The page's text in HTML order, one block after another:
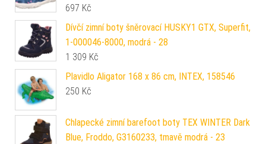
697 Kč
Dívčí zimní boty šněrovací HUSKY1 GTX, Superfit,
1-000046-8000, modrá - 28
1 309 Kč
Plavidlo Aligator 168 x 86 cm, INTEX, 158546
250 Kč
Chlapecké zimní barefoot boty TEX WINTER Dark
Blue, Froddo, G3160233, tmavě modrá - 23